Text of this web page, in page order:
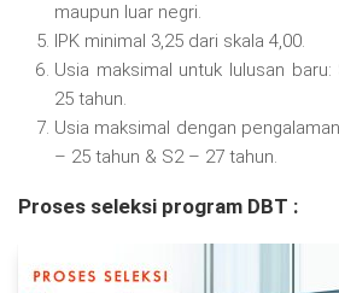
maupun luar negri.
IPK minimal 3,25 dari skala 4,00.
Usia maksimal untuk lulusan
25 tahun.
Usia maksimal dengan
– 25 tahun & S2 – 27 tahun.
Proses seleksi program DBT :